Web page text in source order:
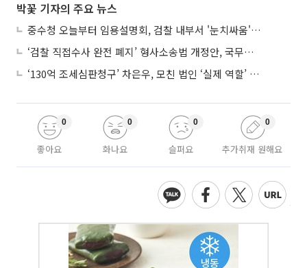
박꽃 기자의 주요 뉴스
중수청 오늘부터 임용설명회, 검찰 내부서 '눈치싸움' 기류변화도
‘검찰 직접수사 완전 폐지’ 형사소송법 개정안, 국무회의 통과
‘130억 조세심판청구’ 차은우, 모친 법인 ‘실제 역할’ 다툴 듯
좋아요
0
화나요
0
슬퍼요
0
추가취재 원해요
0